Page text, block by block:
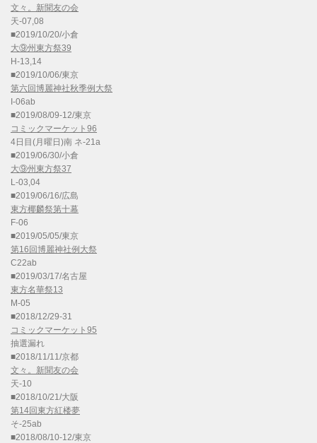
文々。新聞友の会
天-07,08
■2019/10/20/小倉
大⑨州東方祭39
H-13,14
■2019/10/06/東京
第六回博麗神社秋季例大祭
I-06ab
■2019/08/09-12/東京
コミックマーケット96
4日目(月曜日)南 ネ-21a
■2019/06/30/小倉
大⑨州東方祭37
L-03,04
■2019/06/16/広島
東方椰麟祭第十幕
F-06
■2019/05/05/東京
第16回博麗神社例大祭
C22ab
■2019/03/17/名古屋
東方名華祭13
M-05
■2018/12/29-31
コミックマーケット95
抽選漏れ
■2018/11/11/京都
文々。新聞友の会
天-10
■2018/10/21/大阪
第14回東方紅楼夢
そ-25ab
■2018/08/10-12/東京